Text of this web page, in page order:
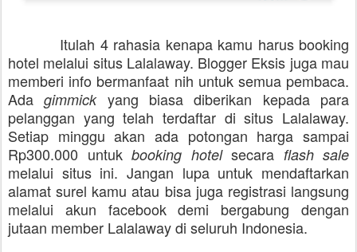
Itulah 4 rahasia kenapa kamu harus booking
hotel melalui situs Lalalaway. Blogger Eksis juga mau
memberi info bermanfaat nih untuk semua pembaca.
Adagimmickyang biasa diberikan kepada para
pelanggan yang telah terdaftar di situs Lalalaway.
Setiap minggu akan ada potongan harga sampai
Rp300.000 untuk booking hotelsecara flash sale
melalui situs ini. Jangan lupa untuk mendaftarkan
alamat surel kamu atau bisa juga registrasi langsung
melalui akun facebook demi bergabung dengan
jutaan member Lalalaway di seluruh Indonesia.